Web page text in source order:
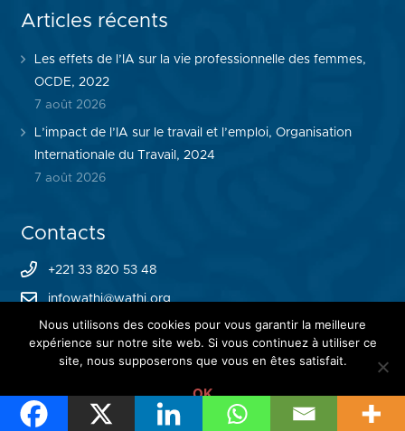
Articles récents
Les effets de l’IA sur la vie professionnelle des femmes,
OCDE, 2022
7 août 2026
L’impact de l’IA sur le travail et l’emploi, Organisation
Internationale du Travail, 2024
7 août 2026
Contacts
+221 33 820 53 48
infowathi@wathi.org
Nous utilisons des cookies pour vous garantir la meilleure
expérience sur notre site web. Si vous continuez à utiliser ce
site, nous supposerons que vous en êtes satisfait.
OK